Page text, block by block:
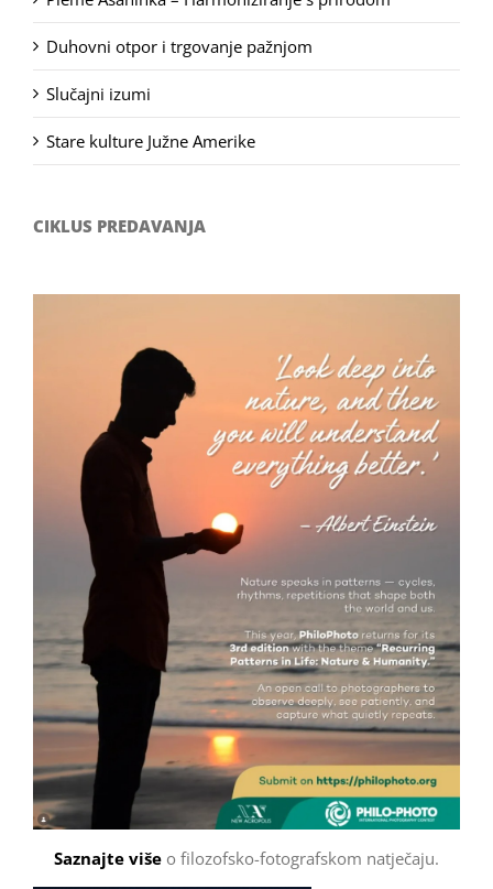
Duhovni otpor i trgovanje pažnjom
Slučajni izumi
Stare kulture Južne Amerike
CIKLUS PREDAVANJA
Saznajte više o filozofsko-fotografskom natječaju.